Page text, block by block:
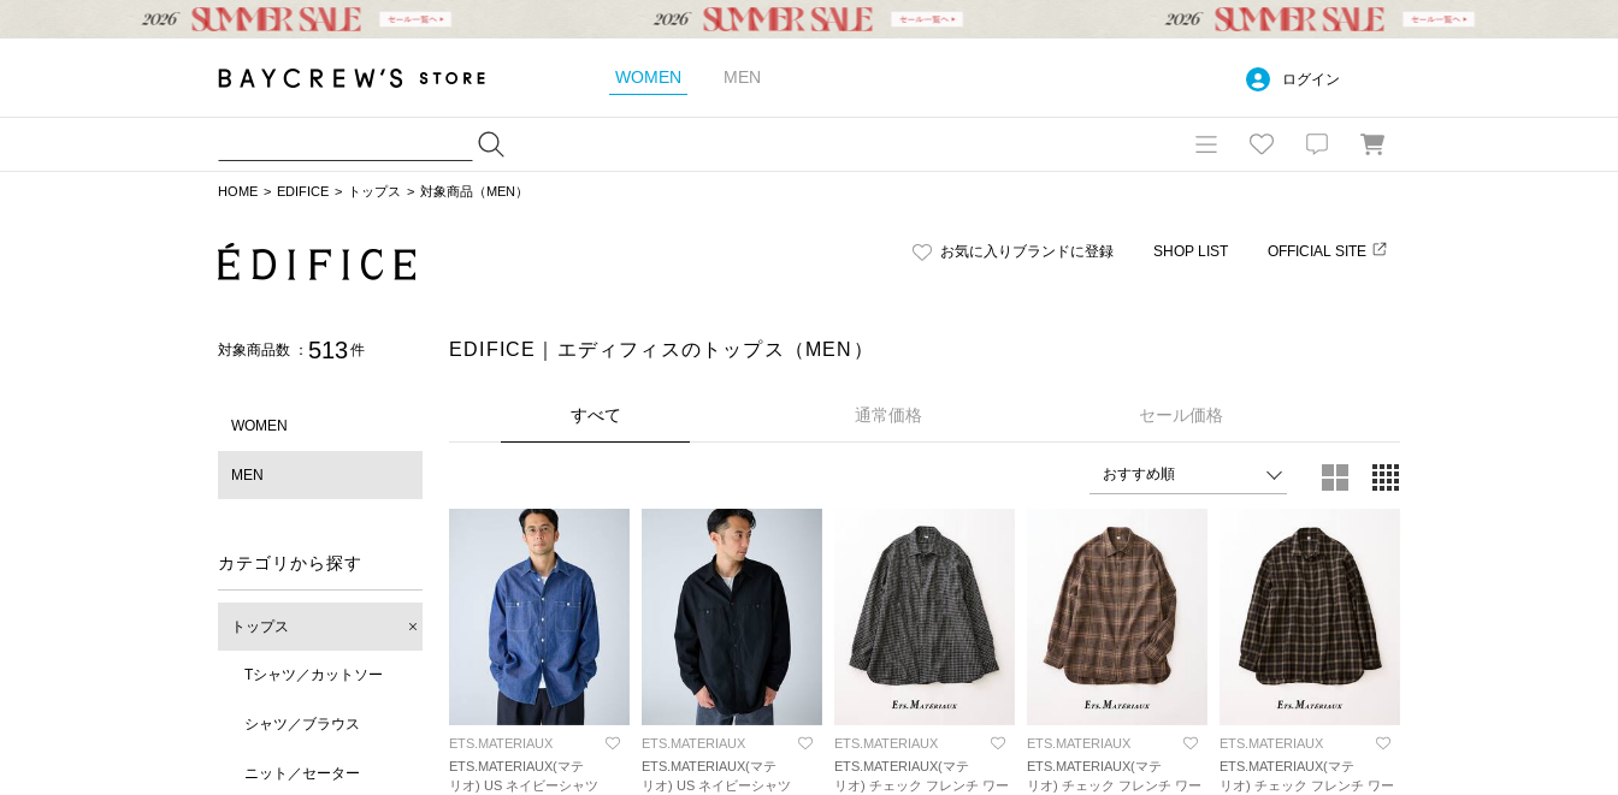
WOMEN MEN ログイン
HOME EDIFICE トップス 対象商品（MEN）
お気に入りブランドに登録 SHOP LIST OFFICIAL SITE
対象商品数 ： 513件
WOMEN
MEN
カテゴリから探す
トップス
Tシャツ／カットソー
シャツ／ブラウス
ニット／セーター
EDIFICE｜エディフィスのトップス（MEN）
すべて 通常価格 セール価格
ETS.MATERIAUX
ETS.MATERIAUX(マテ
リオ) US ネイビーシャツ
ETS.MATERIAUX
ETS.MATERIAUX(マテ
リオ) US ネイビーシャツ
ETS.MATERIAUX
ETS.MATERIAUX(マテ
リオ) チェック フレンチ ワー
ETS.MATERIAUX
ETS.MATERIAUX(マテ
リオ) チェック フレンチ ワー
ETS.MATERIAUX
ETS.MATERIAUX(マテ
リオ) チェック フレンチ ワー